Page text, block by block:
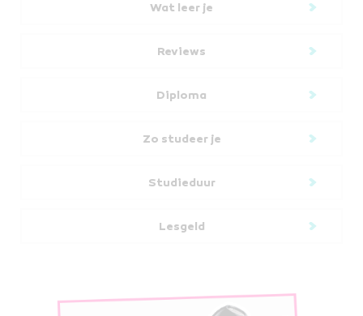
Wat leer je
Reviews
Diploma
Zo studeer je
Studieduur
Lesgeld